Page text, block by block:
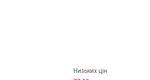
Низьких цін